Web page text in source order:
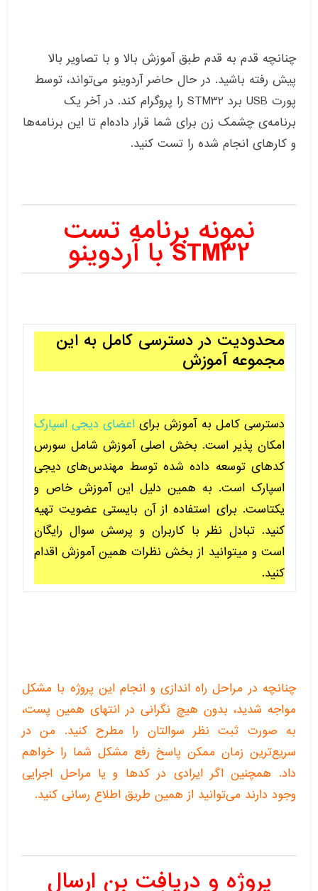
چنانچه قدم به قدم طبق آموزش بالا و با تصاویر بالا
پیش رفته باشید. در حال حاضر آردوینو می‌تواند، توسط
پورت USB ‏برد STM32 را پروگرام کند. در آخر یک
برنامه‌ی چشمک زن برای شما قرار داده‌ام تا این برنامه‌ها
و کارهای انجام شده را تست کنید.
نمونه برنامه تست
STM32 با آردوینو
محدودیت در دسترسی کامل به این
مجموعه آموزش
دسترسی کامل به آموزش برای اعضای دیجی اسپارک
امکان پذیر است. بخش اصلی آموزش شامل سورس
کدهای توسعه داده شده توسط مهندس‌های دیجی
اسپارک است. به همین دلیل این آموزش خاص و
یکتاست. برای استفاده از آن بایستی عضویت تهیه
کنید. تبادل نظر با کاربران و پرسش سوال رایگان
است و میتوانید از بخش نظرات همین آموزش اقدام
کنید.
چنانچه در مراحل راه اندازی و انجام این پروژه با مشکل
مواجه شدید، بدون هیچ نگرانی در انتهای همین پست،
به صورت ثبت نظر سوالتان را مطرح کنید. من در
سریع‌ترین زمان ممکن پاسخ رفع مشکل شما را خواهم
داد. همچنین اگر ایرادی در کدها و یا مراحل اجرایی
وجود دارند می‌توانید از همین طریق اطلاع رسانی کنید.
پروژه و دریافت بن ارسال